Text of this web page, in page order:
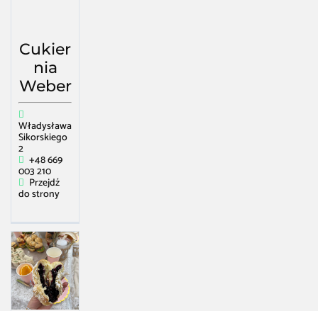
Cukier
nia
Weber
Władysława
Sikorskiego
2
+48 669
003 210
Przejdź
do strony